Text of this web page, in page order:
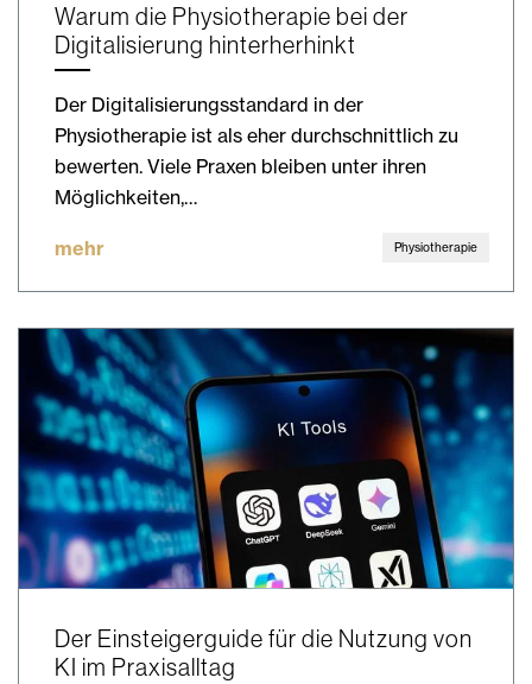
Warum die Physiotherapie bei der
Digitalisierung hinterherhinkt
Der Digitalisierungsstandard in der
Physiotherapie ist als eher durchschnittlich zu
bewerten. Viele Praxen bleiben unter ihren
Möglichkeiten,…
mehr Physiotherapie
Der Einsteigerguide für die Nutzung von
KI im Praxisalltag